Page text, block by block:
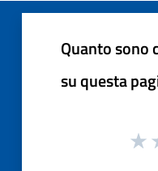
Quanto sono
su questa